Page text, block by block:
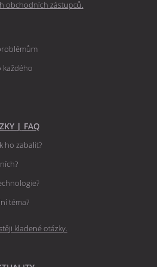
obchodních zástupců.
každého
| FAQ
ho zabalit?
téma?
kladené otázky.